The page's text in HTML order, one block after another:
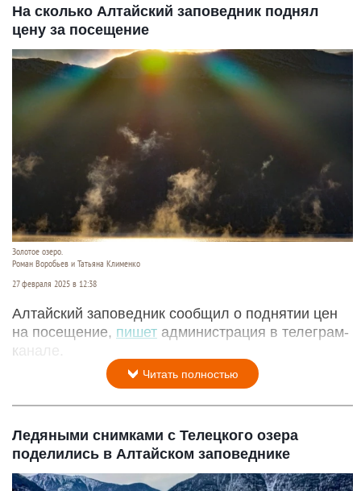
На сколько Алтайский заповедник поднял
цену за посещение
Золотое озеро.
Роман Воробьев и Татьяна Клименко
27 февраля 2025 в 12:38
Алтайский заповедник сообщил о поднятии цен
на посещение, пишет администрация в телеграм-
канале.
Читать полностью
Ледяными снимками с Телецкого озера
поделились в Алтайском заповеднике